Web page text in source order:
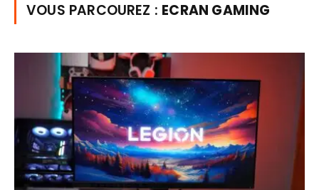
VOUS PARCOUREZ : ECRAN GAMING